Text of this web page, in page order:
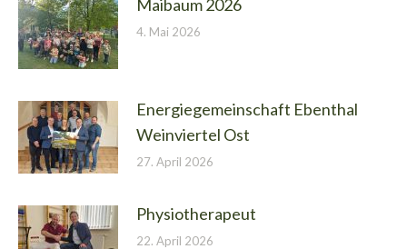
Maibaum 2026
4. Mai 2026
Energiegemeinschaft Ebenthal
Weinviertel Ost
27. April 2026
Physiotherapeut
22. April 2026